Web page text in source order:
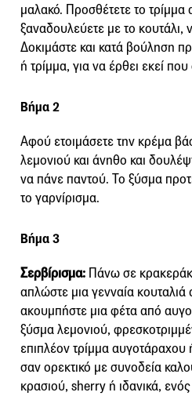
μαλακό. Προσθέτετε το τρίμμα
ξαναδουλεύετε με το κουτάλι,
Δοκιμάστε και κατά βούληση
ή τρίμμα, για να έρθει εκεί που
Βήμα 2
Αφού ετοιμάσετε την κρέμα
λεμονιού και άνηθο και
να πάνε παντού. Το ξύσμα
το γαρνίρισμα.
Βήμα 3
Σερβίρισμα: Πάνω σε
απλώστε μια γενναία κουταλιά
ακουμπήστε μια φέτα από
ξύσμα λεμονιού,
επιπλέον τρίμμα αυγοτάραχου
σαν ορεκτικό με συνοδεία
κρασιού, sherry ή ιδανικά,